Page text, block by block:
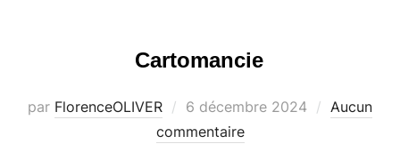
Cartomancie
par FlorenceOLIVER
Publié
le
6 décembre 2024
Aucun
commentaire